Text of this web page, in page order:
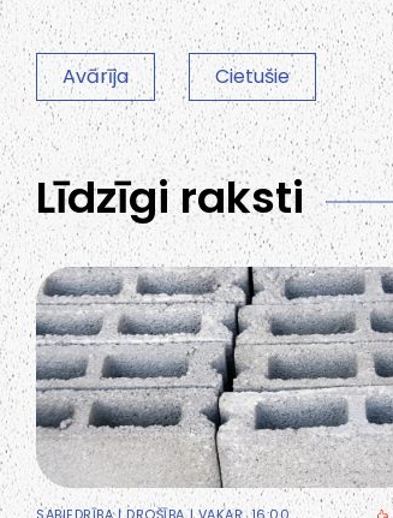
Avārīja Cietušie
Līdzīgi raksti